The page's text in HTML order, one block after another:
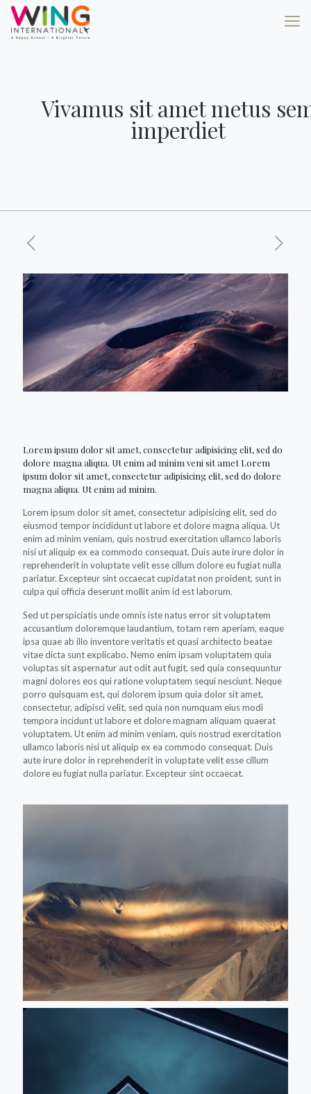
Vivamus sit amet metus
imperdiet
Lorem ipsum dolor sit amet, consectetur adipisicing elit, sed do
dolore magna aliqua. Ut enim ad minim veni sit amet Lorem
ipsum dolor sit amet, consectetur adipisicing elit, sed do dolore
magna aliqua. Ut enim ad minim.
Lorem ipsum dolor sit amet, consectetur adipisicing elit, sed do
eiusmod tempor incididunt ut labore et dolore magna aliqua. Ut
enim ad minim veniam, quis nostrud exercitation ullamco laboris
nisi ut aliquip ex ea commodo consequat. Duis aute irure dolor in
reprehenderit in voluptate velit esse cillum dolore eu fugiat nulla
pariatur. Excepteur sint occaecat cupidatat non proident, sunt in
culpa qui officia deserunt mollit anim id est laborum.
Sed ut perspiciatis unde omnis iste natus error sit voluptatem
accusantium doloremque laudantium, totam rem aperiam, eaque
ipsa quae ab illo inventore veritatis et quasi architecto beatae
vitae dicta sunt explicabo. Nemo enim ipsam voluptatem quia
voluptas sit aspernatur aut odit aut fugit, sed quia consequuntur
magni dolores eos qui ratione voluptatem sequi nesciunt. Neque
porro quisquam est, qui dolorem ipsum quia dolor sit amet,
consectetur, adipisci velit, sed quia non numquam eius modi
tempora incidunt ut labore et dolore magnam aliquam quaerat
voluptatem. Ut enim ad minim veniam, quis nostrud exercitation
ullamco laboris nisi ut aliquip ex ea commodo consequat. Duis
aute irure dolor in reprehenderit in voluptate velit esse cillum
dolore eu fugiat nulla pariatur. Excepteur sint occaecat.